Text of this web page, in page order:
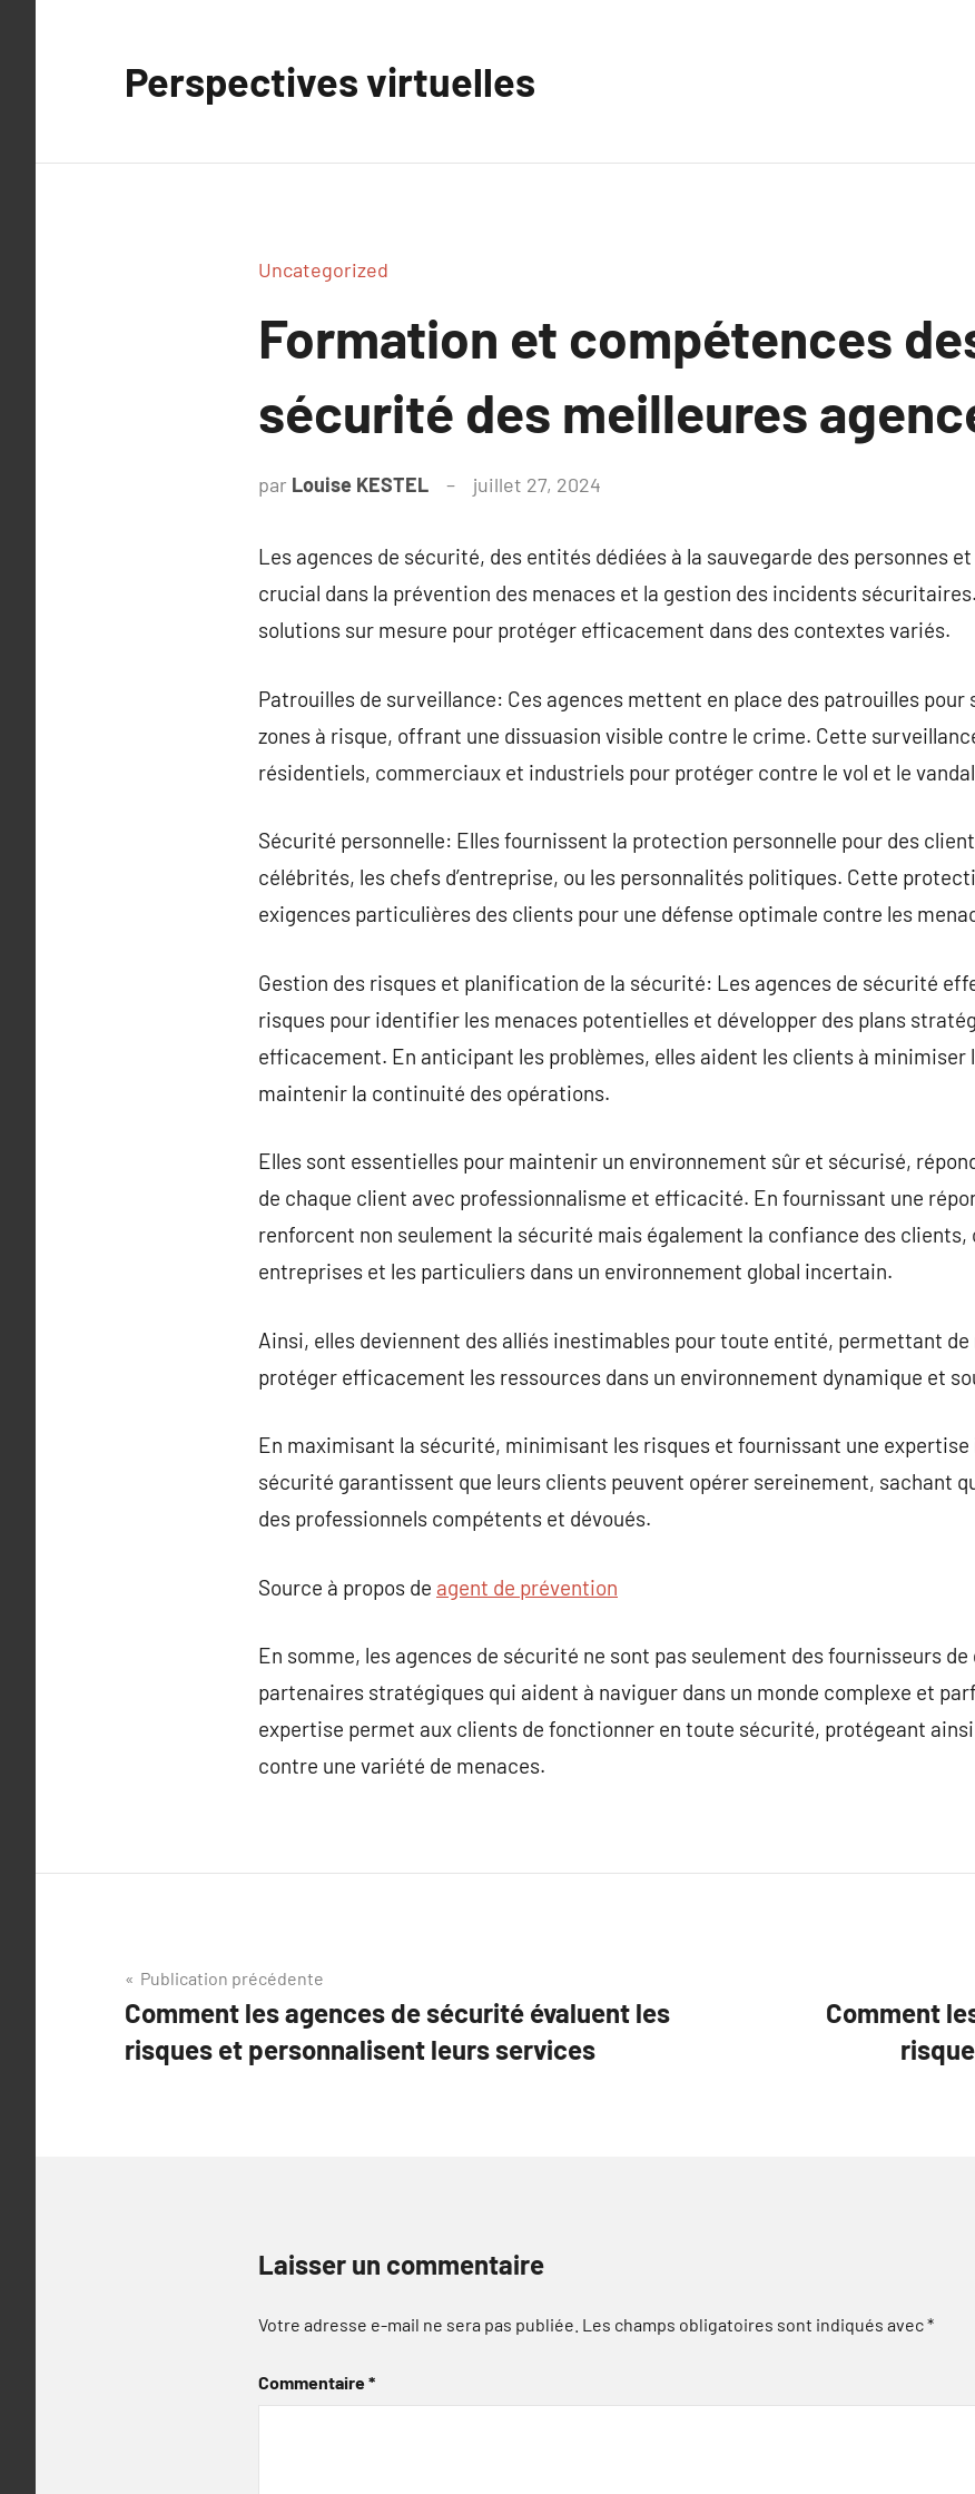
Perspectives virtuelles
Uncategorized
Formation et compétences
sécurité des meilleures
par Louise KESTEL juillet 27, 2024
Les agences de sécurité, des entités dédiées à la sauvegarde des personnes
crucial dans la prévention des menaces et la gestion des incidents
solutions sur mesure pour protéger efficacement dans des contextes variés.
Patrouilles de surveillance: Ces agences mettent en place des patrouilles
zones à risque, offrant une dissuasion visible contre le crime. Cette
résidentiels, commerciaux et industriels pour protéger contre le vol et le
Sécurité personnelle: Elles fournissent la protection personnelle pour des
célébrités, les chefs d’entreprise, ou les personnalités politiques. Cette
exigences particulières des clients pour une défense optimale contre les
Gestion des risques et planification de la sécurité: Les agences de sécurité
risques pour identifier les menaces potentielles et développer des plans
efficacement. En anticipant les problèmes, elles aident les clients à
maintenir la continuité des opérations.
Elles sont essentielles pour maintenir un environnement sûr et sécurisé,
de chaque client avec professionnalisme et efficacité. En fournissant une
renforcent non seulement la sécurité mais également la confiance des clients,
entreprises et les particuliers dans un environnement global incertain.
Ainsi, elles deviennent des alliés inestimables pour toute entité, permettant
protéger efficacement les ressources dans un environnement dynamique et
En maximisant la sécurité, minimisant les risques et fournissant une expertise
sécurité garantissent que leurs clients peuvent opérer sereinement, sachant
des professionnels compétents et dévoués.
Source à propos de agent de prévention
En somme, les agences de sécurité ne sont pas seulement des fournisseurs
partenaires stratégiques qui aident à naviguer dans un monde complexe et
expertise permet aux clients de fonctionner en toute sécurité, protégeant
contre une variété de menaces.
Navigation
de
l’article
Publication précédente
Comment les agences de sécurité évaluent les
risques et personnalisent leurs services
Comment
Laisser un commentaire
Votre adresse e-mail ne sera pas publiée. Les champs obligatoires sont indiqués avec*
Commentaire*